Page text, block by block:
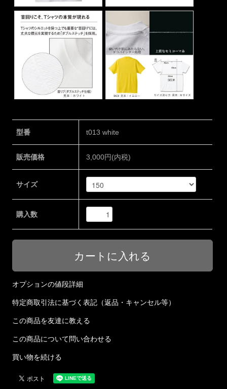
型番 t013 white
販売価格 3,000円(内税)
サイズ
購入数
オプションの値段詳細
特定商取引法に基づく表記（返品・キャンセル等）
この商品を友達に教える
この商品について問い合わせる
買い物を続ける